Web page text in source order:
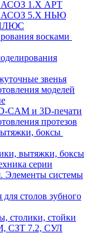
АСОЗ 1.Х АРТ
АСОЗ 5.Х НЬЮ
восками
звенья
моделей
CAM и 3D-печати
протезов
боксы
вытяжки, боксы
серии
системы
столов зубного
столики, стойки
СЗТ 7.2, СУЛ